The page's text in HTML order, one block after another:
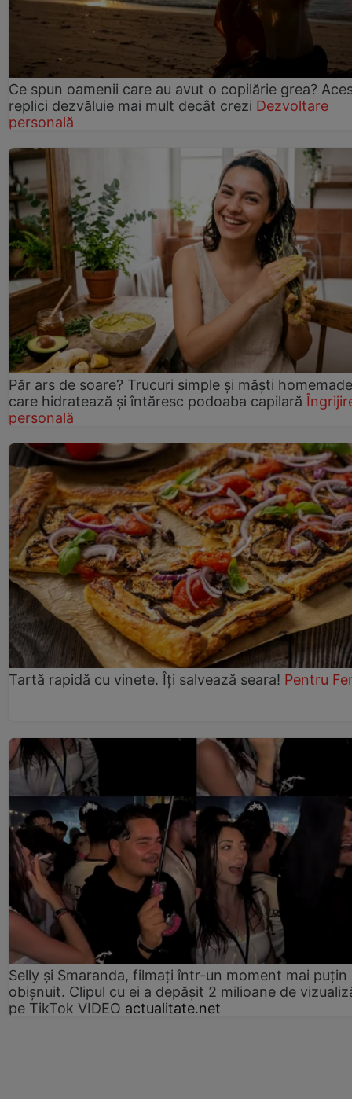
Ce spun oamenii care au avut o copilărie grea?
replici dezvăluie mai mult decât crezi Dezvoltare
personală
Păr ars de soare? Trucuri simple și măști homemade
care hidratează și întăresc podoaba capilară
personală
Tartă rapidă cu vinete. Îți salvează seara! Pentru
Selly și Smaranda, filmați într-un moment mai puțin
obișnuit. Clipul cu ei a depășit 2 milioane de
pe TikTok VIDEO actualitate.net